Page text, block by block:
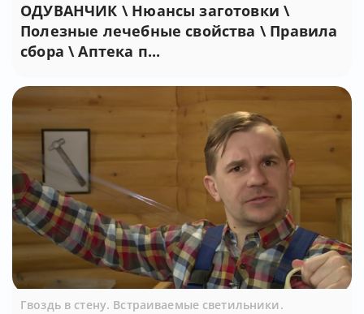
ОДУВАНЧИК \ Нюансы заготовки \
Полезные лечебные свойства \ Правила
сбора \ Аптека п...
Гвоздь в стену. Встраиваемые светильники.